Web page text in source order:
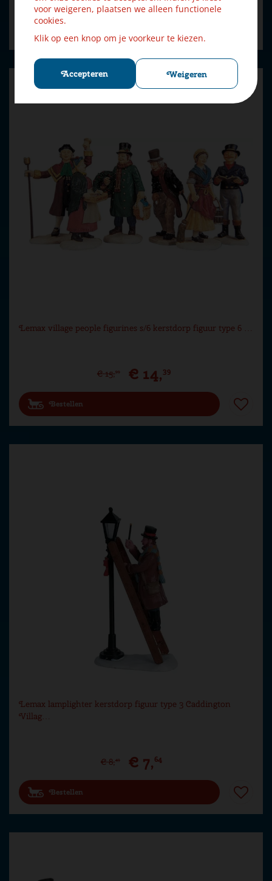
voor weigeren, plaatsen we alleen functionele
cookies.
Klik op een knop om je voorkeur te kiezen.
Accepteren Weigeren
Lemax village people figurines s/6 kerstdorp figuur type 6 …
€ 15,99 € 14,39
Bestellen
Lemax lamplighter kerstdorp figuur type 3 Caddington
Villag…
€ 8,49 € 7,64
Bestellen